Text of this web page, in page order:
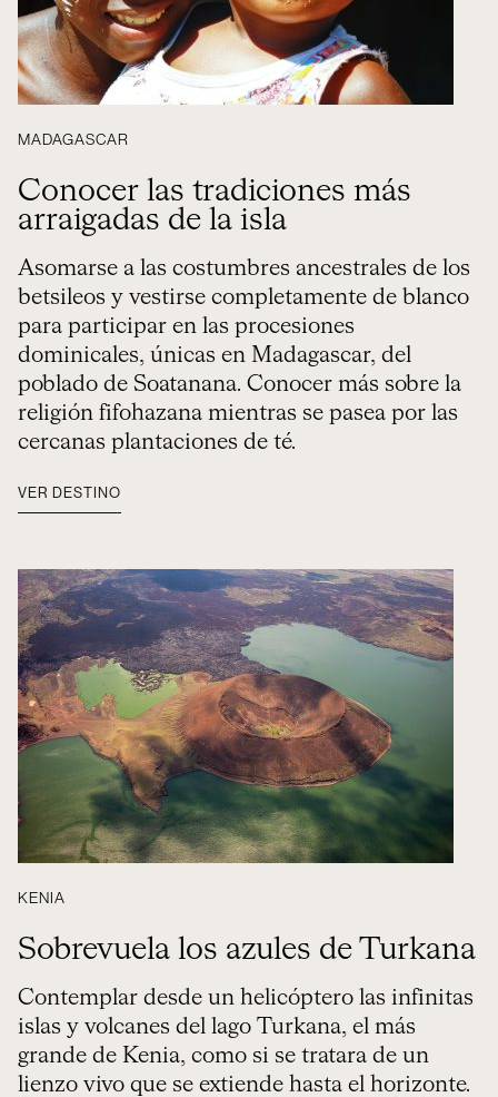
MADAGASCAR
Conocer las tradiciones más
arraigadas de la isla
Asomarse a las costumbres ancestrales de los
betsileos y vestirse completamente de blanco
para participar en las procesiones
dominicales, únicas en Madagascar, del
poblado de Soatanana. Conocer más sobre la
religión fifohazana mientras se pasea por las
cercanas plantaciones de té.
VER DESTINO
KENIA
Sobrevuela los azules de Turkana
Contemplar desde un helicóptero las infinitas
islas y volcanes del lago Turkana, el más
grande de Kenia, como si se tratara de un
lienzo vivo que se extiende hasta el horizonte.